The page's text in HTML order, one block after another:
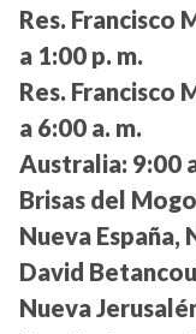
Res. Francisco
a 1:00 p. m.
Res. Francisco
a 6:00 a. m.
Australia: 9:00
Brisas del
Nueva España,
David
Nueva